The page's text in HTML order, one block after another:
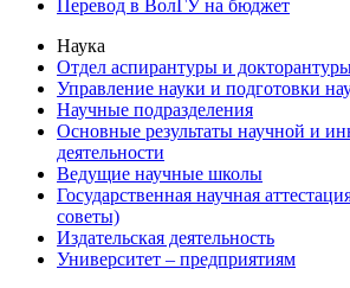
Перевод в ВолГУ на бюджет
Наука
Отдел аспирантуры и
Управление науки и подготовки
Научные подразделения
Основные результаты научной и
деятельности
Ведущие научные школы
Государственная научная
советы)
Издательская деятельность
Университет – предприятиям